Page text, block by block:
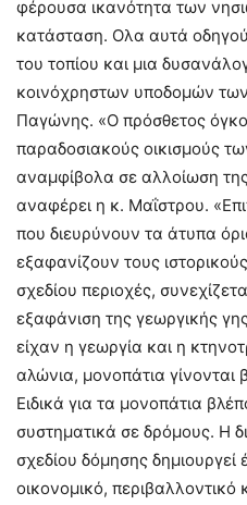
φέρουσα ικανότητα των
κατάσταση. Ολα αυτά
του τοπίου και μια
κοινόχρηστων υποδομών
Παγώνης. «Ο πρόσθετος
παραδοσιακούς οικισμούς
αναμφίβολα σε αλλοίωση
αναφέρει η κ. Μαΐστρου.
που διευρύνουν τα άτυπα
εξαφανίζουν τους
σχεδίου περιοχές,
εξαφάνιση της γεωργικής
είχαν η γεωργία και η
αλώνια, μονοπάτια γίνονται
Ειδικά για τα μονοπάτια
συστηματικά σε δρόμους. Η
σχεδίου δόμησης
οικονομικό,